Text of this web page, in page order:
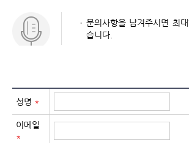
문의사항을 남겨주시면 최
습니다.
성명 *
이메일
*